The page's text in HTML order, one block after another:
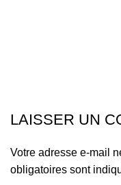
LAISSER UN
Votre adresse e-mail
obligatoires sont